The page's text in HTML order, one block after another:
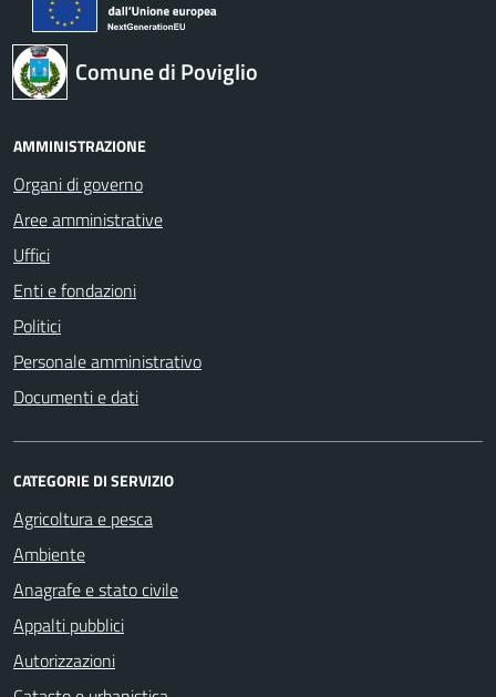
Comune di Poviglio
AMMINISTRAZIONE
Organi di governo
Aree amministrative
Uffici
Enti e fondazioni
Politici
Personale amministrativo
Documenti e dati
CATEGORIE DI SERVIZIO
Agricoltura e pesca
Ambiente
Anagrafe e stato civile
Appalti pubblici
Autorizzazioni